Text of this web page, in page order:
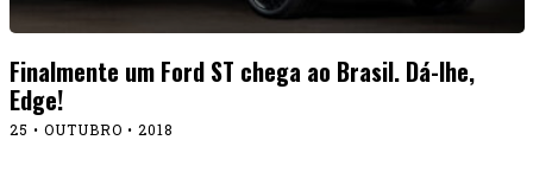
Finalmente um Ford ST chega ao Brasil. Dá-lhe,
Edge!
25 • OUTUBRO • 2018